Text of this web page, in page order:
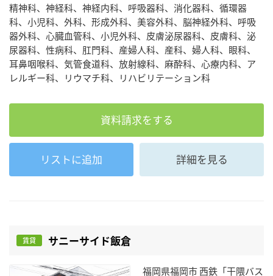
精神科、神経科、神経内科、呼吸器科、消化器科、循環器
科、小児科、外科、形成外科、美容外科、脳神経外科、呼吸
器外科、心臓血管科、小児外科、皮膚泌尿器科、皮膚科、泌
尿器科、性病科、肛門科、産婦人科、産科、婦人科、眼科、
耳鼻咽喉科、気管食道科、放射線科、麻酔科、心療内科、ア
レルギー科、リウマチ科、リハビリテーション科
資料請求をする
リストに追加 詳細を見る
賃貸 サニーサイド飯倉
福岡県福岡市 西鉄「干隈バス